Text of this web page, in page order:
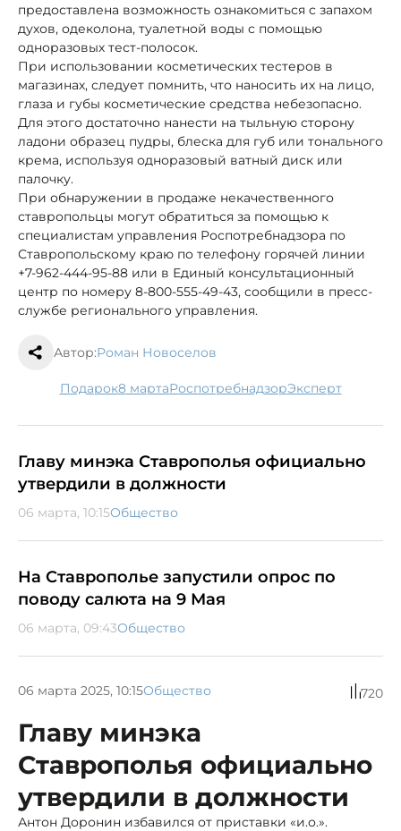
предоставлена возможность ознакомиться с запахом
духов, одеколона, туалетной воды с помощью
одноразовых тест-полосок.
При использовании косметических тестеров в
магазинах, следует помнить, что наносить их на лицо,
глаза и губы косметические средства небезопасно.
Для этого достаточно нанести на тыльную сторону
ладони образец пудры, блеска для губ или тонального
крема, используя одноразовый ватный диск или
палочку.
При обнаружении в продаже некачественного
ставропольцы могут обратиться за помощью к
специалистам управления Роспотребнадзора по
Ставропольскому краю по телефону горячей линии
+7-962-444-95-88 или в Единый консультационный
центр по номеру 8-800-555-49-43, сообщили в пресс-
службе регионального управления.
Автор:Роман Новоселов
подарок 8 марта Роспотребнадзор эксперт
Главу минэка Ставрополья официально
утвердили в должности
06 марта, 10:15Общество
На Ставрополье запустили опрос по
поводу салюта на 9 Мая
06 марта, 09:43Общество
06 марта 2025, 10:15Общество 720
Главу минэка
Ставрополья официально
утвердили в должности
Антон Доронин избавился от приставки «и.о.».